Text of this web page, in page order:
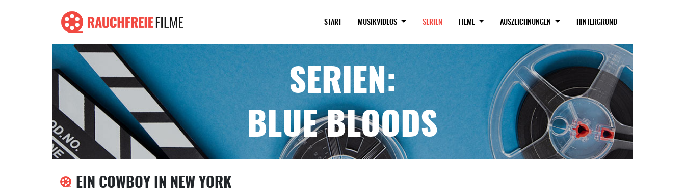
START MUSIKVIDEOS SERIEN(CURRENT)
FILME AUSZEICHNUNGEN HINTERGRUND
SERIEN:
BLUE BLOODS
EIN COWBOY IN NEW YORK